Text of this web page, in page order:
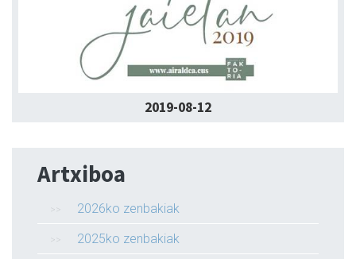
2019-08-12
Artxiboa
2026ko zenbakiak
2025ko zenbakiak